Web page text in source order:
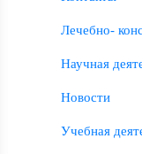
Лечебно-
Научная
Новости
Учебная